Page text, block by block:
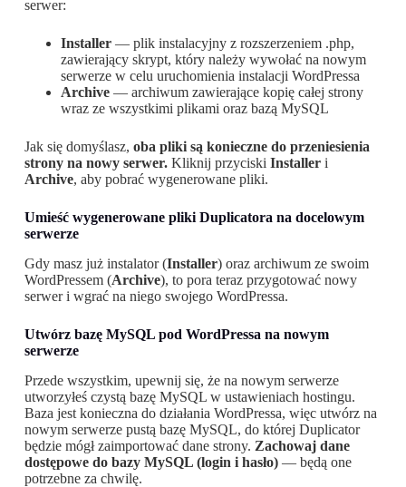
serwer:
Installer — plik instalacyjny z rozszerzeniem .php,
zawierający skrypt, który należy wywołać na nowym
serwerze w celu uruchomienia instalacji WordPressa
Archive — archiwum zawierające kopię całej strony
wraz ze wszystkimi plikami oraz bazą MySQL
Jak się domyślasz, oba pliki są konieczne do przeniesienia
strony na nowy serwer. Kliknij przyciski Installer i
Archive, aby pobrać wygenerowane pliki.
Umieść wygenerowane pliki Duplicatora na docelowym
serwerze
Gdy masz już instalator (Installer) oraz archiwum ze swoim
WordPressem (Archive), to pora teraz przygotować nowy
serwer i wgrać na niego swojego WordPressa.
Utwórz bazę MySQL pod WordPressa na nowym
serwerze
Przede wszystkim, upewnij się, że na nowym serwerze
utworzyłeś czystą bazę MySQL w ustawieniach hostingu.
Baza jest konieczna do działania WordPressa, więc utwórz na
nowym serwerze pustą bazę MySQL, do której Duplicator
będzie mógł zaimportować dane strony. Zachowaj dane
dostępowe do bazy MySQL (login i hasło) — będą one
potrzebne za chwilę.